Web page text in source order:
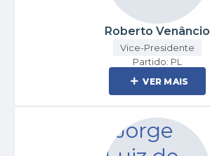
Roberto Venâncio
Vice-Presidente
Partido: PL
VER MAIS